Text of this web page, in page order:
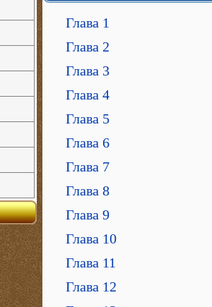
Глава 1
Глава 2
Глава 3
Глава 4
Глава 5
Глава 6
Глава 7
Глава 8
Глава 9
Глава 10
Глава 11
Глава 12